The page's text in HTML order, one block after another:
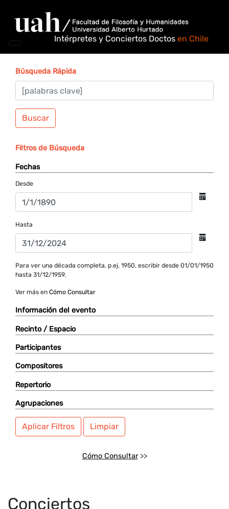
Intérpretes y Conciertos Doctos en Chile
Búsqueda Rápida
Buscar
Filtros de Búsqueda
Fechas
Desde
Hasta
Para ver una década completa, p.ej. 1950, escribir desde 01/01/1950
hasta 31/12/1959.
Ver más en Cómo Consultar
Información del evento
Recinto / Espacio
Participantes
Compositores
Repertorio
Agrupaciones
Aplicar Filtros Limpiar
Cómo Consultar>>
Conciertos